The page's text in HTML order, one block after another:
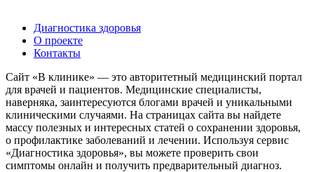
Диагностика здоровья
О проекте
Контакты
Сайт «В клинике» — это авторитетный медицинский портал
для врачей и пациентов. Медицинские специалисты,
наверняка, заинтересуются блогами врачей и уникальными
клиническими случаями. На страницах сайта вы найдете
массу полезных и интересных статей о сохранении здоровья,
о профилактике заболеваний и лечении. Используя сервис
«Диагностика здоровья», вы можете проверить свои
симптомы онлайн и получить предварительный диагноз.